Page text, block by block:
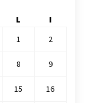
L
I
1
2
8 9
15 16